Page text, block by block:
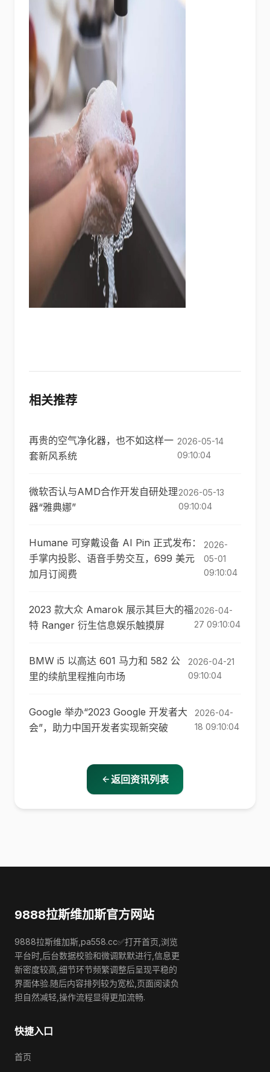
相关推荐
再贵的空气净化器，也不如这样一
套新风系统
2026-05-14
09:10:04
微软否认与AMD合作开发自研处理
器“雅典娜”
2026-05-13
09:10:04
Humane 可穿戴设备 AI Pin 正式发布：
手掌内投影、语音手势交互，699 美元
加月订阅费
2026-
05-01
09:10:04
2023 款大众 Amarok 展示其巨大的福
特 Ranger 衍生信息娱乐触摸屏
2026-04-
27 09:10:04
BMW i5 以高达 601 马力和 582 公
里的续航里程推向市场
2026-04-21
09:10:04
Google 举办“2023 Google 开发者大
会”，助力中国开发者实现新突破
2026-04-
18 09:10:04
返回资讯列表
9888拉斯维加斯官方网站
9888拉斯维加斯,pa558.cc✅打开首页,浏览
平台时,后台数据校验和微调默默进行,信息更
新密度较高,细节环节频繁调整后呈现平稳的
界面体验.随后内容排列较为宽松,页面阅读负
担自然减轻,操作流程显得更加流畅.
快捷入口
首页